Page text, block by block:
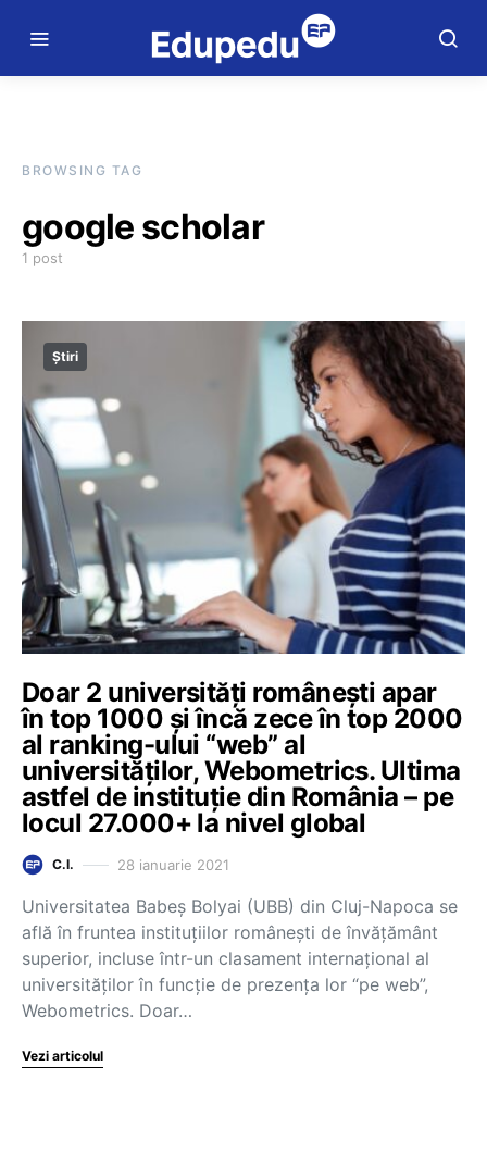
BROWSING TAG
google scholar
1 post
Știri
Doar 2 universități românești apar
în top 1000 și încă zece în top 2000
al ranking-ului “web” al
universităților, Webometrics. Ultima
astfel de instituție din România – pe
locul 27.000+ la nivel global
C.I. 28 ianuarie 2021
Universitatea Babeș Bolyai (UBB) din Cluj-Napoca se
află în fruntea instituțiilor românești de învățământ
superior, incluse într-un clasament internațional al
universităților în funcție de prezența lor “pe web”,
Webometrics. Doar…
Vezi articolul